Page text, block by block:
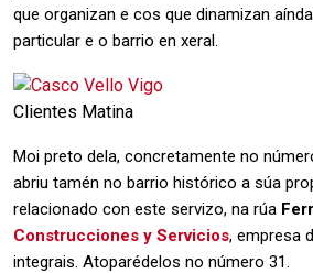
que organizan e cos que dinamizan
particular e o barrio en xeral.
Clientes Matina
Moi preto dela, concretamente no
abriu tamén no barrio histórico a súa
relacionado con este servizo, na rúa
Construcciones y Servicios, empresa
integrais. Atoparédelos no número 31.